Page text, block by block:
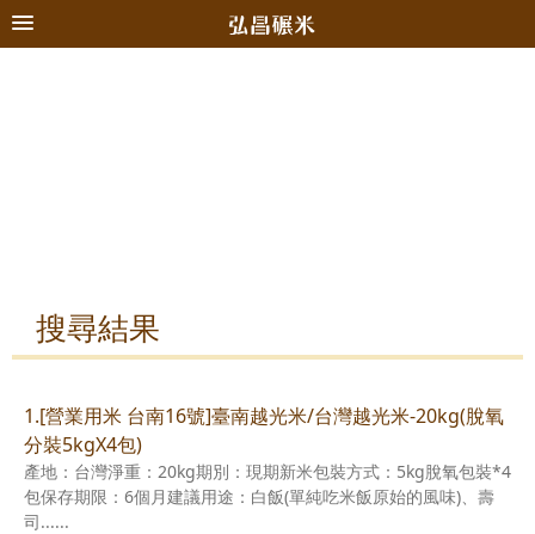
搜尋結果
1.[營業用米 台南16號]臺南越光米/台灣越光米-20kg(脫氧
分裝5kgX4包)
產地：台灣淨重：20kg期別：現期新米包裝方式：5kg脫氧包裝*4
包保存期限：6個月建議用途：白飯(單純吃米飯原始的風味)、壽
司......